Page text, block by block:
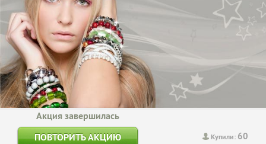
Купили: 60
Акция завершилась
ПОВТОРИТЬ АКЦИЮ